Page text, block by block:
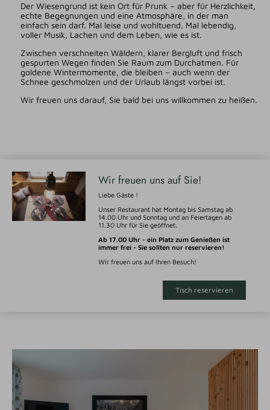
Der Wiesengrund ist kein Ort für Prunk – aber für Herzlichkeit,
echte Begegnungen und eine Atmosphäre, in der man
einfach sein darf. Mal leise und wohltuend. Mal lebendig,
voller Musik, Lachen und dem Leben, wie es ist.
Zwischen verschneiten Wäldern, klarer Bergluft und frisch
gespurten Wegen finden Sie Raum zum Durchatmen. Für
goldene Wintermomente, die bleiben – auch wenn der
Schnee geschmolzen und der Urlaub längst vorbei ist.
Wir freuen uns darauf, Sie bald bei uns willkommen zu heißen.
Wir freuen uns auf Sie!
Liebe Gäste !
Unser Restaurant hat Montag bis Samstag ab
14.00 Uhr und Sonntag und an Feiertagen ab
11.30 Uhr für Sie geöffnet.
Ab 17.00 Uhr - ein Platz zum Genießen ist
immer frei - Sie sollten nur reservieren!
Wir freuen uns auf Ihren Besuch!
Tisch reservieren